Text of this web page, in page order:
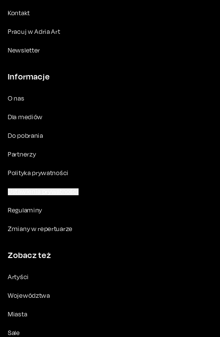
Kontakt
Pracuj w Adria Art
Newsletter
Informacje
O nas
Dla mediów
Do pobrania
Partnerzy
Polityka prywatności
Regulaminy
Zmiany w repertuarze
Zobacz też
Artyści
Województwa
Miasta
Sale